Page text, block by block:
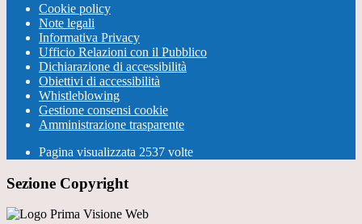
Cookie policy
Note legali
Informativa Privacy
Ufficio Relazioni con il Pubblico
Dichiarazione di accessibilità
Obiettivi di accessibilità
Whistleblowing
Gestione consensi cookie
Amministrazione trasparente
Pagina visualizzata 2537 volte
Sezione Copyright